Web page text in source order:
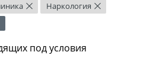
× Наркология ×
под условия